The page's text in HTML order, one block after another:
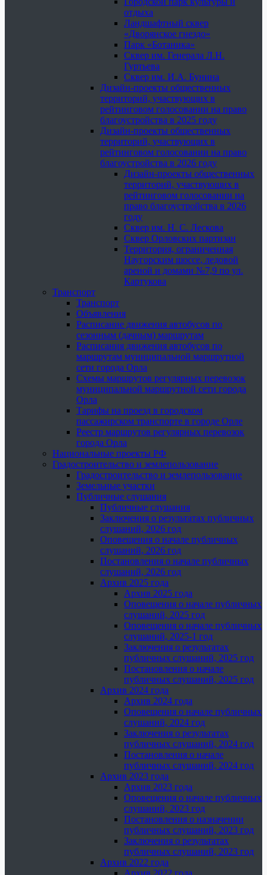
отдыха
Ландшафтный сквер
«Дворянское гнездо»
Парк «Ботаника»
Сквер им. Генерала Л.Н.
Гуртьева
Сквер им. И.А. Бунина
Дизайн-проекты общественных
территорий, участвующих в
рейтинговом голосовании на право
благоустройства в 2025 году
Дизайн-проекты общественных
территорий, участвующих в
рейтинговом голосовании на право
благоустройства в 2026 году
Дизайн-проекты общественных
территорий, участвующих в
рейтинговом голосовании на
право благоустройства в 2026
году
Сквер им. Н. С. Лескова
Сквер Орловских партизан
Территория, ограниченная
Наугорским шоссе, ледовой
ареной и домами №7,9 по ул.
Картукова
Транспорт
Транспорт
Объявления
Расписание движения автобусов по
сезонным (дачным) маршрутам
Расписания движения автобусов по
маршрутам муниципальной маршрутной
сети города Орла
Схемы маршрутов регулярных перевозок
муниципальной маршрутной сети города
Орла
Тарифы на проезд в городском
пассажирском транспорте в городе Орле
Реестр маршрутов регулярных перевозок
города Орла
Национальные проекты РФ
Градостроительство и землепользование
Градостроительство и землепользование
Земельные участки
Публичные слушания
Публичные слушания
Заключения о результатах публичных
слушаний, 2026 год
Оповещения о начале публичных
слушаний, 2026 год
Постановления о начале публичных
слушаний, 2026 год
Архив 2025 года
Архив 2025 года
Оповещения о начале публичных
слушаний, 2025 год
Оповещения о начале публичных
слушаний, 2025-1 год
Заключения о результатах
публичных слушаний, 2025 год
Постановления о начале
публичных слушаний, 2025 год
Архив 2024 года
Архив 2024 года
Оповещения о начале публичных
слушаний, 2024 год
Заключения о результатах
публичных слушаний, 2024 год
Постановления о начале
публичных слушаний, 2024 год
Архив 2023 года
Архив 2023 года
Оповещения о начале публичных
слушаний, 2023 год
Постановления о назначении
публичных слушаний, 2023 год
Заключения о результатах
публичных слушаний, 2023 год
Архив 2022 года
Архив 2022 года